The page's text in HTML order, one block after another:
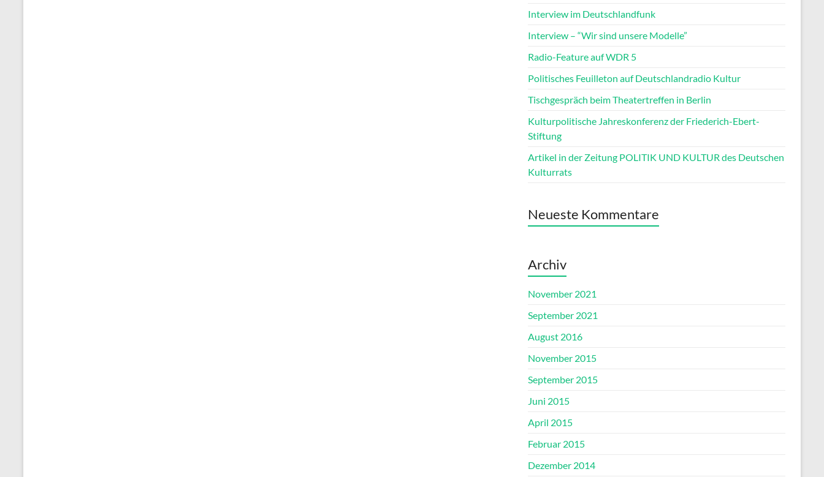
Interview im Deutschlandfunk
Interview – “Wir sind unsere Modelle”
Radio-Feature auf WDR 5
Politisches Feuilleton auf Deutschlandradio Kultur
Tischgespräch beim Theatertreffen in Berlin
Kulturpolitische Jahreskonferenz der Friederich-Ebert-
Stiftung
Artikel in der Zeitung POLITIK UND KULTUR des Deutschen
Kulturrats
Neueste Kommentare
Archiv
November 2021
September 2021
August 2016
November 2015
September 2015
Juni 2015
April 2015
Februar 2015
Dezember 2014